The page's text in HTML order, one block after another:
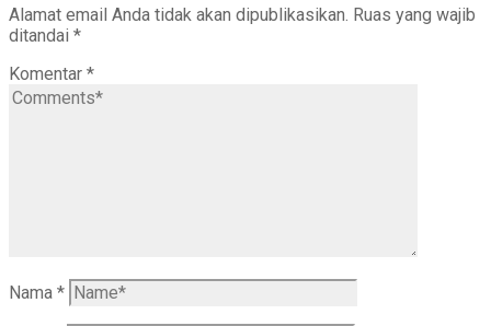
Alamat email Anda tidak akan dipublikasikan. Ruas yang wajib
ditandai *
Komentar *
Nama *